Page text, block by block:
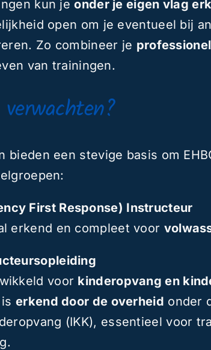
kun jeonder je eigen vlag
open om je eventueel bij
Zo combineer je
van trainingen.
bieden een stevige basis om
First Response) Instructeur
erkend en compleet voor
voor kinderopvang en
iserkend door de overheid onder
(IKK), essentieel voor